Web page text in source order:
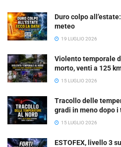
Duro colpo
meteo
19 LUGLIO 2026
Violento temporale
morto, venti a 125
15 LUGLIO 2026
Tracollo delle
gradi in meno dopo i
15 LUGLIO 2026
ESTOFEX, livello 3